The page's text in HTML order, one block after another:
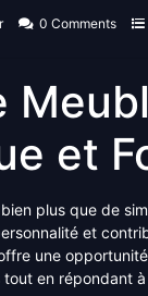
0 Comments
et
plus que de
et
une
en répondant